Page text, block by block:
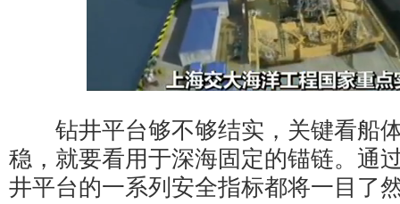
钻井平台够不够结实，关键看船
稳，就要看用于深海固定的锚链。通
井平台的一系列安全指标都将一目了